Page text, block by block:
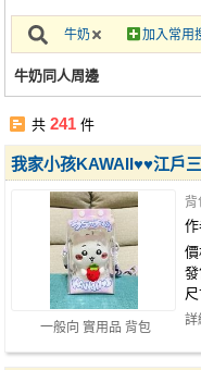
會員功能選單
註冊會員
牛奶 加入常用
牛奶同人周邊
共241 件
一般向 實用品 背包
我家小孩KAWAII♥♥江戶
背
詳